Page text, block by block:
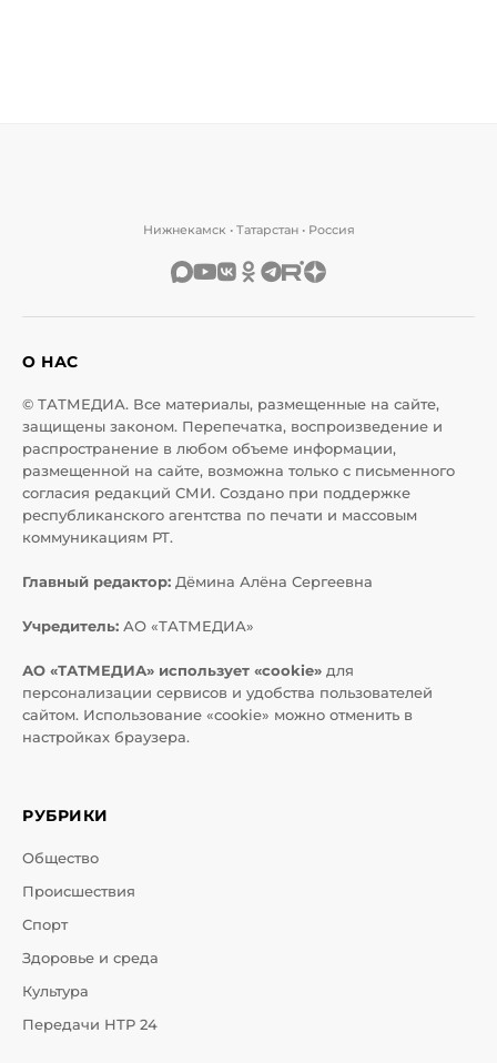
Нижнекамск • Татарстан • Россия
О НАС
© ТАТМЕДИА. Все материалы, размещенные на сайте,
защищены законом. Перепечатка, воспроизведение и
распространение в любом объеме информации,
размещенной на сайте, возможна только с письменного
согласия редакций СМИ. Создано при поддержке
республиканского агентства по печати и массовым
коммуникациям РТ.
Главный редактор: Дёмина Алёна Сергеевна
Учредитель: АО «ТАТМЕДИА»
АО «ТАТМЕДИА» использует «cookie» для
персонализации сервисов и удобства пользователей
сайтом. Использование «cookie» можно отменить в
настройках браузера.
РУБРИКИ
Общество
Происшествия
Спорт
Здоровье и среда
Культура
Передачи НТР 24